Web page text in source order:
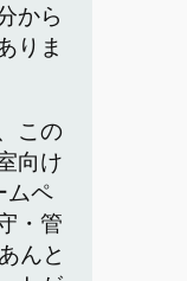
から
りま
この
向け
ムペ
・管
んと